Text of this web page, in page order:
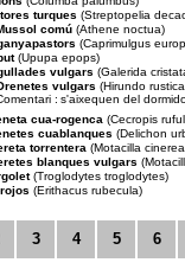
turques (Streptopelia
comú (Athene noctua)
(Caprimulgus
(Upupa epops)
vulgars (Galerida
vulgars (Hirundo
: s'aixequen del
cua-rogenca (Cecropis
cuablanques (Delichon
torrentera (Motacilla
blanques vulgars
(Troglodytes troglodytes)
(Erithacus rubecula)
3 4 5 6